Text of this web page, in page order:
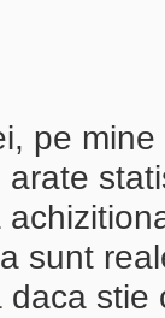
pe
sunt
daca stie